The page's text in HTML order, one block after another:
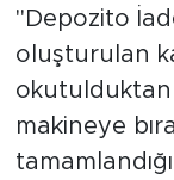
"Depozito
oluşturulan
makineye